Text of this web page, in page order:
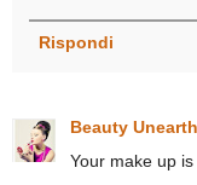
Rispondi
Beauty
Your make up